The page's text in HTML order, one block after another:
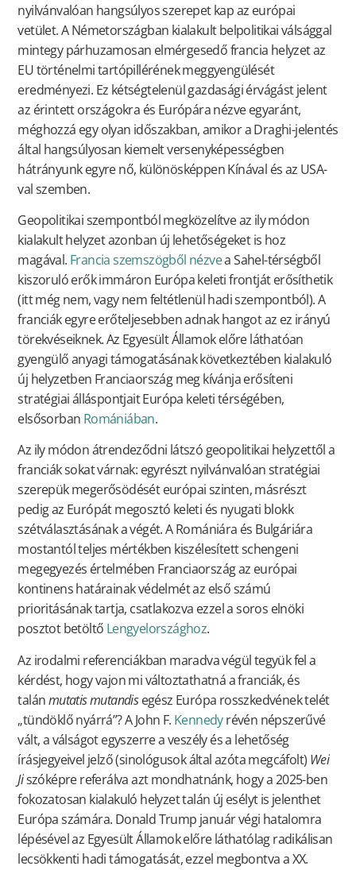
nyilvánvalóan hangsúlyos szerepet kap az európai
vetület. A Németországban kialakult belpolitikai válsággal
mintegy párhuzamosan elmérgesedő francia helyzet az
EU történelmi tartópillérének meggyengülését
eredményezi. Ez kétségtelenül gazdasági érvágást jelent
az érintett országokra és Európára nézve egyaránt,
méghozzá egy olyan időszakban, amikor a Draghi-jelentés
által hangsúlyosan kiemelt versenyképességben
hátrányunk egyre nő, különösképpen Kínával és az USA-
val szemben.
Geopolitikai szempontból megközelítve az ily módon
kialakult helyzet azonban új lehetőségeket is hoz
magával. Francia szemszögből nézvea Sahel-térségből
kiszoruló erők immáron Európa keleti frontját erősíthetik
(itt még nem, vagy nem feltétlenül hadi szempontból). A
franciák egyre erőteljesebben adnak hangot az ez irányú
törekvéseiknek. Az Egyesült Államok előre láthatóan
gyengülő anyagi támogatásának következtében kialakuló
új helyzetben Franciaország meg kívánja erősíteni
stratégiai álláspontjait Európa keleti térségében,
elsősorban Romániában.
Az ily módon átrendeződni látszó geopolitikai helyzettől a
franciák sokat várnak: egyrészt nyilvánvalóan stratégiai
szerepük megerősödését európai szinten, másrészt
pedig az Európát megosztó keleti és nyugati blokk
szétválasztásának a végét. A Romániára és Bulgáriára
mostantól teljes mértékben kiszélesített schengeni
megegyezés értelmében Franciaország az európai
kontinens határainak védelmét az első számú
prioritásának tartja, csatlakozva ezzel a soros elnöki
posztot betöltő Lengyelországhoz.
Az irodalmi referenciákban maradva végül tegyük fel a
kérdést, hogy vajon mi változtathatná a franciák, és
talánmutatis mutandisegész Európa rosszkedvének telét
„tündöklő nyárrá”? A John F. Kennedyrévén népszerűvé
vált, a válságot egyszerre a veszély és a lehetőség
írásjegyeivel jelző (sinológusok által azóta megcáfolt) Wei
Jiszóképre referálva azt mondhatnánk, hogy a 2025-ben
fokozatosan kialakuló helyzet talán új esélyt is jelenthet
Európa számára. Donald Trump január végi hatalomra
lépésével az Egyesült Államok előre láthatólag radikálisan
lecsökkenti hadi támogatását, ezzel megbontva a XX.